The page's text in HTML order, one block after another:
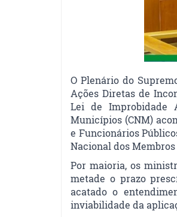
O Plenário do
Ações Diretas de
Lei de Improbidade
Municípios (CNM)
e Funcionários
Nacional dos
Por maioria, os
metade o prazo
acatado o
inviabilidade da